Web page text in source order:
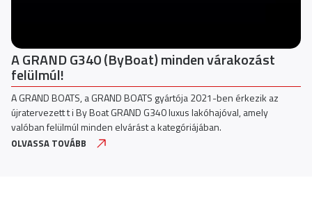
A GRAND G340 (ByBoat) minden várakozást
felülmúl!
A GRAND BOATS, a GRAND BOATS gyártója 2021-ben érkezik az
újratervezett t i By Boat GRAND G340 luxus lakóhajóval, amely
valóban felülmúl minden elvárást a kategóriájában.
OLVASSA TOVÁBB